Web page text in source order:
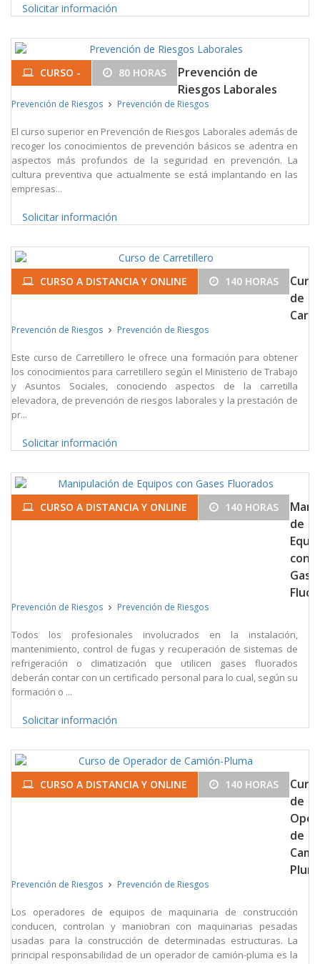
Solicitar información
CURSO - 80 HORAS
Prevención de
Riesgos Laborales
Prevención de Riesgos Prevención de Riesgos
El curso superior en Prevención de Riesgos Laborales además de
recoger los conocimientos de prevención básicos se adentra en
aspectos más profundos de la seguridad en prevención. La
cultura preventiva que actualmente se está implantando en las
empresas...
Solicitar información
CURSO A DISTANCIA Y ONLINE 140 HORAS
de
Prevención de Riesgos Prevención de Riesgos
Este curso de Carretillero le ofrece una formación para obtener
los conocimientos para carretillero según el Ministerio de Trabajo
y Asuntos Sociales, conociendo aspectos de la carretilla
elevadora, de prevención de riesgos laborales y la prestación de
pr...
Solicitar información
CURSO A DISTANCIA Y ONLINE 140 HORAS
de
con
Prevención de Riesgos Prevención de Riesgos
Todos los profesionales involucrados en la instalación,
mantenimiento, control de fugas y recuperación de sistemas de
refrigeración o climatización que utilicen gases fluorados
deberán contar con un certificado personal para lo cual, según su
formación o ...
Solicitar información
CURSO A DISTANCIA Y ONLINE 140 HORAS
de
de
Prevención de Riesgos Prevención de Riesgos
Los operadores de equipos de maquinaria de construcción
conducen, controlan y maniobran con maquinarias pesadas
usadas para la construcción de determinadas estructuras. La
principal responsabilidad de un operador de camión-pluma es la